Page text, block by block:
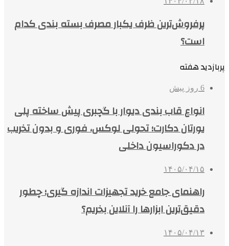
پرفروش‌ترین ظرف یکبار مصرف بسته بندی کدام
است؟
پربازدید هفته
6 روز پیش
انواع قاب بندی دیوار با گچبری پیش ساخته پلی
یورتان دکارت؛ تحولی لوکس، فوری و بدون تخریب
در دکوراسیون داخلی
۱۴۰۵/۰۴/۱۵
راهنمای جامع خرید تجهیزات اندازه گیری؛ چطور
دقیق‌ترین ابزارها را آنلاین بخریم؟
۱۴۰۵/۰۴/۱۳